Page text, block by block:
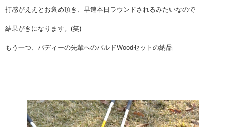
打感がええとお褒め頂き、早速本日ラウンドされるみたいなので
結果がきになります。(笑)
もう一つ、バディーの先輩へのバルドWoodセットの納品